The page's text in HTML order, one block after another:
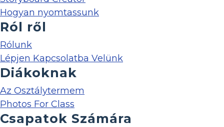
Hogyan nyomtassunk
Ról ről
Rólunk
Lépjen Kapcsolatba Velünk
Diákoknak
Az Osztálytermem
Photos For Class
Csapatok Számára